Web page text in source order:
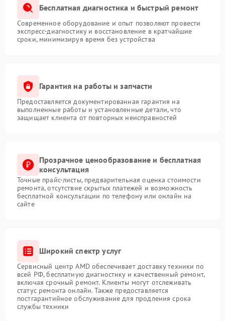
Бесплатная диагностика и быстрый ремонт
Современное оборудование и опыт позволяют провести
экспресс-диагностику и восстановление в кратчайшие
сроки, минимизируя время без устройства
Гарантия на работы и запчасти
Предоставляется документированная гарантия на
выполненные работы и установленные детали, что
защищает клиента от повторных неисправностей
Прозрачное ценообразование и бесплатная
консультация
Точные прайс-листы, предварительная оценка стоимости
ремонта, отсутствие скрытых платежей и возможность
бесплатной консультации по телефону или онлайн на
сайте
Широкий спектр услуг
Сервисный центр AMD обеспечивает доставку техники по
всей РФ, бесплатную диагностику и качественный ремонт,
включая срочный ремонт. Клиенты могут отслеживать
статус ремонта онлайн. Также предоставляется
постгарантийное обслуживание для продления срока
службы техники